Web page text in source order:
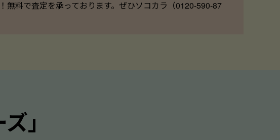
料で査定を承っております。ぜひソコカラ（0120-590-87
｣